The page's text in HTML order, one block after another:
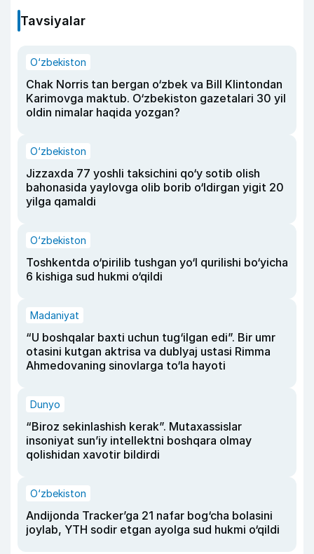
Tavsiyalar
O‘zbekiston
Chak Norris tan bergan o‘zbek va Bill Klintondan
Karimovga maktub. O‘zbekiston gazetalari 30 yil
oldin nimalar haqida yozgan?
O‘zbekiston
Jizzaxda 77 yoshli taksichini qo‘y sotib olish
bahonasida yaylovga olib borib o‘ldirgan yigit 20
yilga qamaldi
O‘zbekiston
Toshkentda o‘pirilib tushgan yo‘l qurilishi bo‘yicha
6 kishiga sud hukmi o‘qildi
Madaniyat
“U boshqalar baxti uchun tug‘ilgan edi”. Bir umr
otasini kutgan aktrisa va dublyaj ustasi Rimma
Ahmedovaning sinovlarga to‘la hayoti
Dunyo
“Biroz sekinlashish kerak”. Mutaxassislar
insoniyat sun’iy intellektni boshqara olmay
qolishidan xavotir bildirdi
O‘zbekiston
Andijonda Tracker’ga 21 nafar bog‘cha bolasini
joylab, YTH sodir etgan ayolga sud hukmi o‘qildi